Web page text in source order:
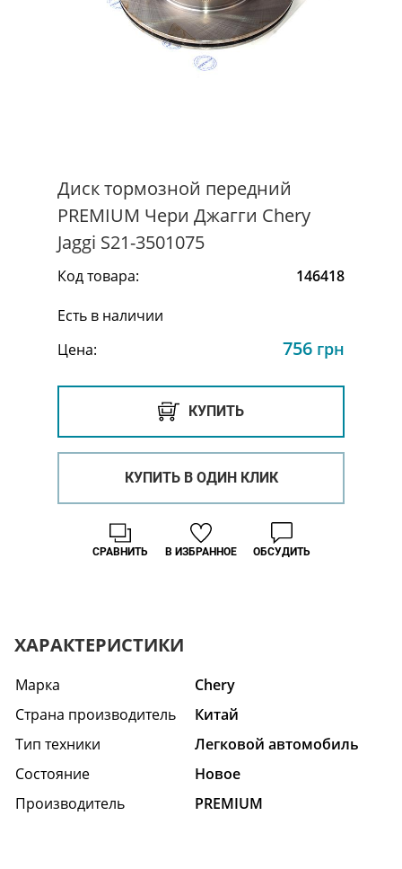
Диск тормозной передний
PREMIUM Чери Джагги Chery
Jaggi S21-3501075
Код товара:
146418
Есть в наличии
Цена:
756 грн
КУПИТЬ
КУПИТЬ В ОДИН КЛИК
В ИЗБРАННОЕ
СРАВНИТЬ ОБСУДИТЬ
ХАРАКТЕРИСТИКИ
Марка
Chery
Страна производитель
Китай
Тип техники
Легковой автомобиль
Состояние
Hовое
Производитель
PREMIUM